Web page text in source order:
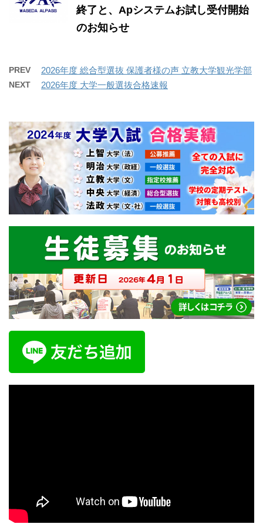
終了と、Apシステムお試し受付開始
のお知らせ
PREV 2026年度 総合型選抜 保護者様の声 立教大学観光学部
NEXT 2026年度 大学一般選抜合格速報